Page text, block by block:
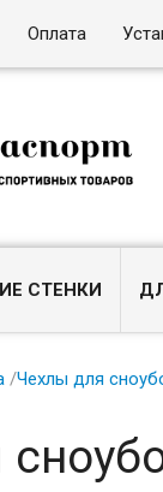
Оплата
СТЕНКИ
/Чехлы для